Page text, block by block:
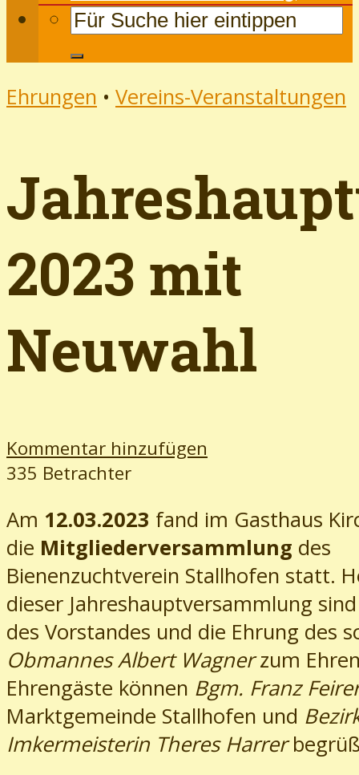
Ehrungen • Vereins-Veranstaltungen
2023 mit
Neuwahl
Kommentar hinzufügen
335 Betrachter
Am 12.03.2023 fand im Gasthaus
die Mitgliederversammlung des
Bienenzuchtverein Stallhofen statt.
dieser Jahreshauptversammlung
des Vorstandes und die Ehrung des
Obmannes Albert Wagnerzum
Ehrengäste können Bgm. Franz
Marktgemeinde Stallhofen und
Imkermeisterin Theres Harrer